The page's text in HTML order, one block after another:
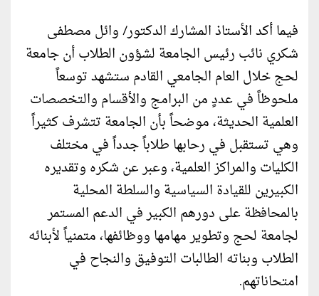
فيما أكد الأستاذ المشارك الدكتور/ وائل مصطفى
شكري نائب رئيس الجامعة لشؤون الطلاب أن جامعة
لحج خلال العام الجامعي القادم ستشهد توسعاً
ملحوظاً في عددٍ من البرامج والأقسام والتخصصات
العلمية الحديثة، موضحاً بأن الجامعة تتشرف كثيراً
وهي تستقبل في رحابها طلاباً جدداً في مختلف
الكليات والمراكز العلمية، وعبر عن شكره وتقديره
الكبيرين للقيادة السياسية والسلطة المحلية
بالمحافظة على دورهم الكبير في الدعم المستمر
لجامعة لحج وتطوير مهامها ووظائفها، متمنياً لأبنائه
الطلاب وبناته الطالبات التوفيق والنجاح في
امتحاناتهم.